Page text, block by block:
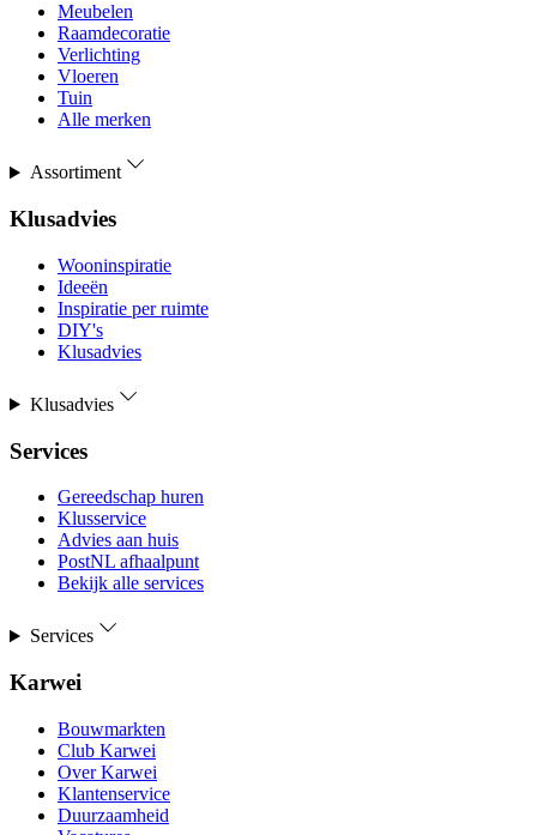
Meubelen
Raamdecoratie
Verlichting
Vloeren
Tuin
Alle merken
Assortiment
Klusadvies
Wooninspiratie
Ideeën
Inspiratie per ruimte
DIY's
Klusadvies
Klusadvies
Services
Gereedschap huren
Klusservice
Advies aan huis
PostNL afhaalpunt
Bekijk alle services
Services
Karwei
Bouwmarkten
Club Karwei
Over Karwei
Klantenservice
Duurzaamheid